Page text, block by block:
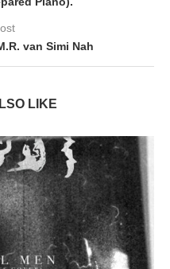
van Simi Nah
LIKE